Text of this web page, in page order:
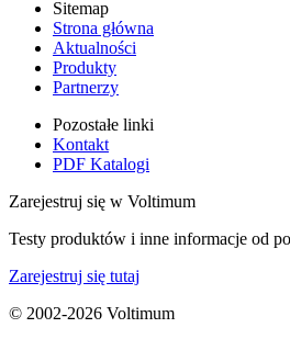
Sitemap
Strona główna
Aktualności
Produkty
Partnerzy
Pozostałe linki
Kontakt
PDF Katalogi
Zarejestruj się w Voltimum
Testy produktów i inne informacje od
Zarejestruj się tutaj
© 2002-2026 Voltimum